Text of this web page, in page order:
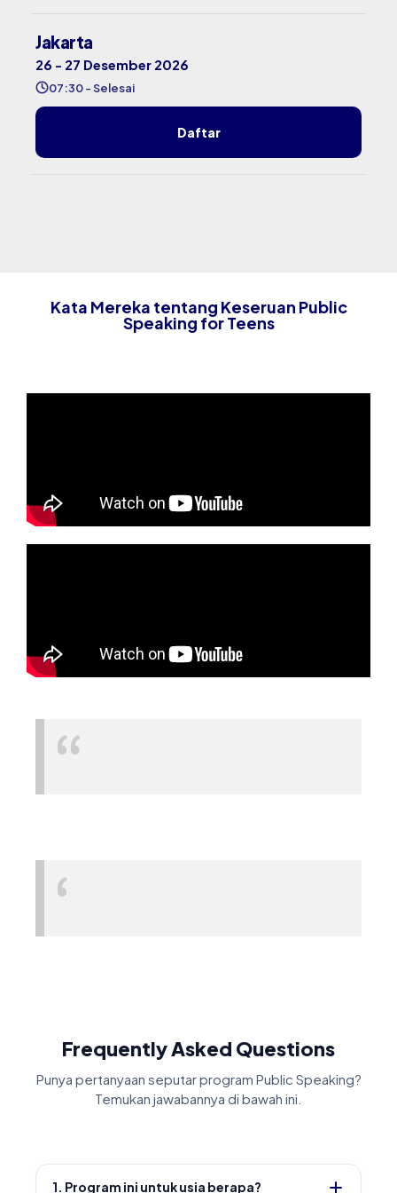
Jakarta
26 - 27 Desember 2026
07:30 - Selesai
Daftar
Kata Mereka tentang Keseruan Public
Speaking for Teens
Frequently Asked Questions
Punya pertanyaan seputar program Public Speaking?
Temukan jawabannya di bawah ini.
1. Program ini untuk usia berapa?